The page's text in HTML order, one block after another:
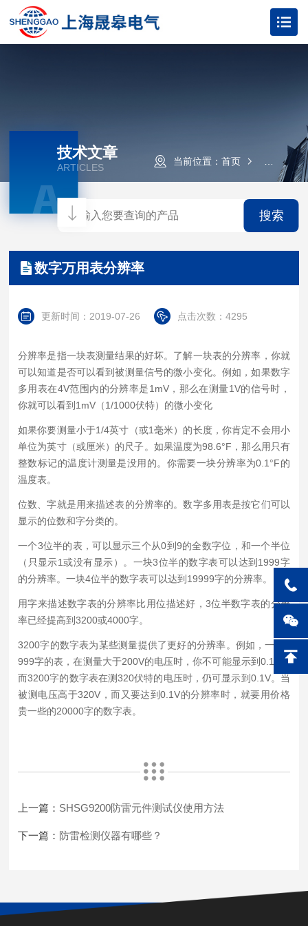
当前位置： 首页 技术文章
A
技术文章
ARTICLES
搜索
数字万用表分辨率
更新时间：2019-07-26 点击次数：4295
分辨率是指一块表测量结果的好坏。了解一块表的分辨率，你就
可以知道是否可以看到被测量信号的微小变化。例如，如果数字
多用表在4V范围内的分辨率是1mV，那么在测量1V的信号时，
你就可以看到1mV（1/1000伏特）的微小变化
如果你要测量小于1/4英寸（或1毫米）的长度，你肯定不会用小
单位为英寸（或厘米）的尺子。如果温度为98.6°F，那么用只有
整数标记的温度计测量是没用的。你需要一块分辨率为0.1°F的
温度表。
位数、字就是用来描述表的分辨率的。数字多用表是按它们可以
显示的位数和字分类的。
一个3位半的表，可以显示三个从0到9的全数字位，和一个半位
（只显示1或没有显示）。一块3位半的数字表可以达到1999字
的分辨率。一块4位半的数字表可以达到19999字的分辨率。
用字来描述数字表的分辨率比用位描述好，3位半数字表的分辨
率已经提高到3200或4000字。
3200字的数字表为某些测量提供了更好的分辨率。例如，一个1
999字的表，在测量大于200V的电压时，你不可能显示到0.1V。
而3200字的数字表在测320伏特的电压时，仍可显示到0.1V。当
被测电压高于320V，而又要达到0.1V的分辨率时，就要用价格
贵一些的20000字的数字表。
上一篇： SHSG9200防雷元件测试仪使用方法
下一篇： 防雷检测仪器有哪些？